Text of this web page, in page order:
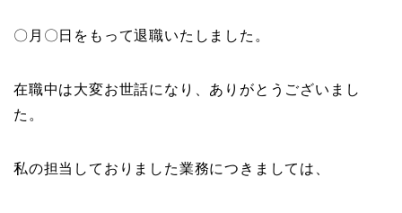
〇月〇日をもって退職いたしました。
在職中は大変お世話になり、ありがとうございまし
た。
私の担当しておりました業務につきましては、